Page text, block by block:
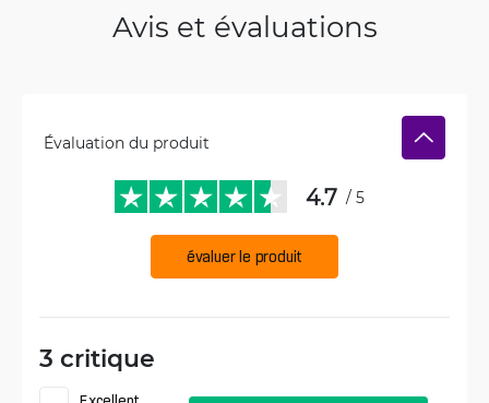
Avis et évaluations
Évaluation du produit
4.7 / 5
évaluer le produit
3 critique